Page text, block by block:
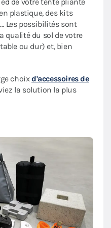
de votre tente pliante
plastique, des kits
Les possibilités sont
qualité du sol de votre
ou dur) et, bien
choixd'accessoires de
la solution la plus